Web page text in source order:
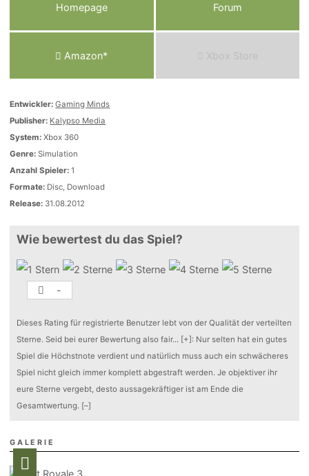
Homepage Forum
Amazon* Xbox Store
Entwickler: Gaming Minds
Publisher: Kalypso Media
System: Xbox 360
Genre: Simulation
Anzahl Spieler: 1
Formate: Disc, Download
Release: 31.08.2012
Wie bewertest du das Spiel?
-
Dieses Rating für registrierte Benutzer lebt von der Qualität der verteilten
Sterne. Seid bei eurer Bewertung also fair... [+]: Nur selten hat ein gutes
Spiel die Höchstnote verdient und natürlich muss auch ein schwächeres
Spiel nicht gleich immer komplett abgestraft werden. Je objektiver ihr
eure Sterne vergebt, desto aussagekräftiger ist am Ende die
Gesamtwertung. [–]
GALERIE